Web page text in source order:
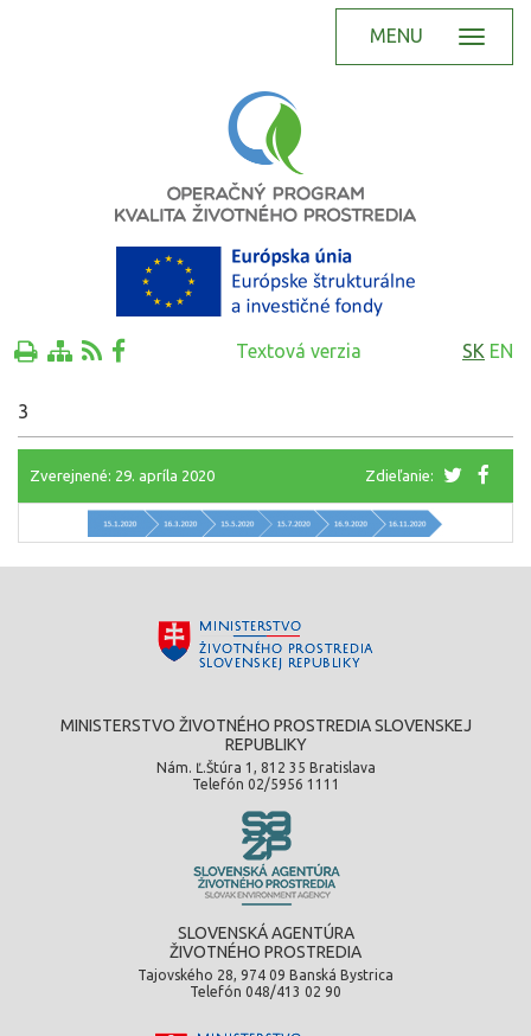
MENU
Textová verzia SK EN
3
Zverejnené: 29. apríla 2020 Zdieľanie:
MINISTERSTVO ŽIVOTNÉHO PROSTREDIA SLOVENSKEJ
REPUBLIKY
Nám. Ľ.Štúra 1, 812 35 Bratislava
Telefón 02/5956 1111
SLOVENSKÁ AGENTÚRA
ŽIVOTNÉHO PROSTREDIA
Tajovského 28, 974 09 Banská Bystrica
Telefón 048/413 02 90